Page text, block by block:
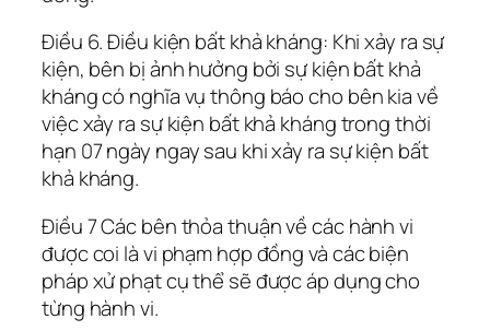
Điều 6. Điều kiện bất khả kháng: Khi xảy ra sự
kiện, bên bị ảnh hưởng bởi sự kiện bất khả
kháng có nghĩa vụ thông báo cho bên kia về
việc xảy ra sự kiện bất khả kháng trong thời
hạn 07 ngày ngay sau khi xảy ra sự kiện bất
khả kháng.
Điều 7 Các bên thỏa thuận về các hành vi
được coi là vi phạm hợp đồng và các biện
pháp xử phạt cụ thể sẽ được áp dụng cho
từng hành vi.